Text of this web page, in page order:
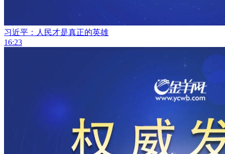
习近平：人民才是真正的英雄
16:23